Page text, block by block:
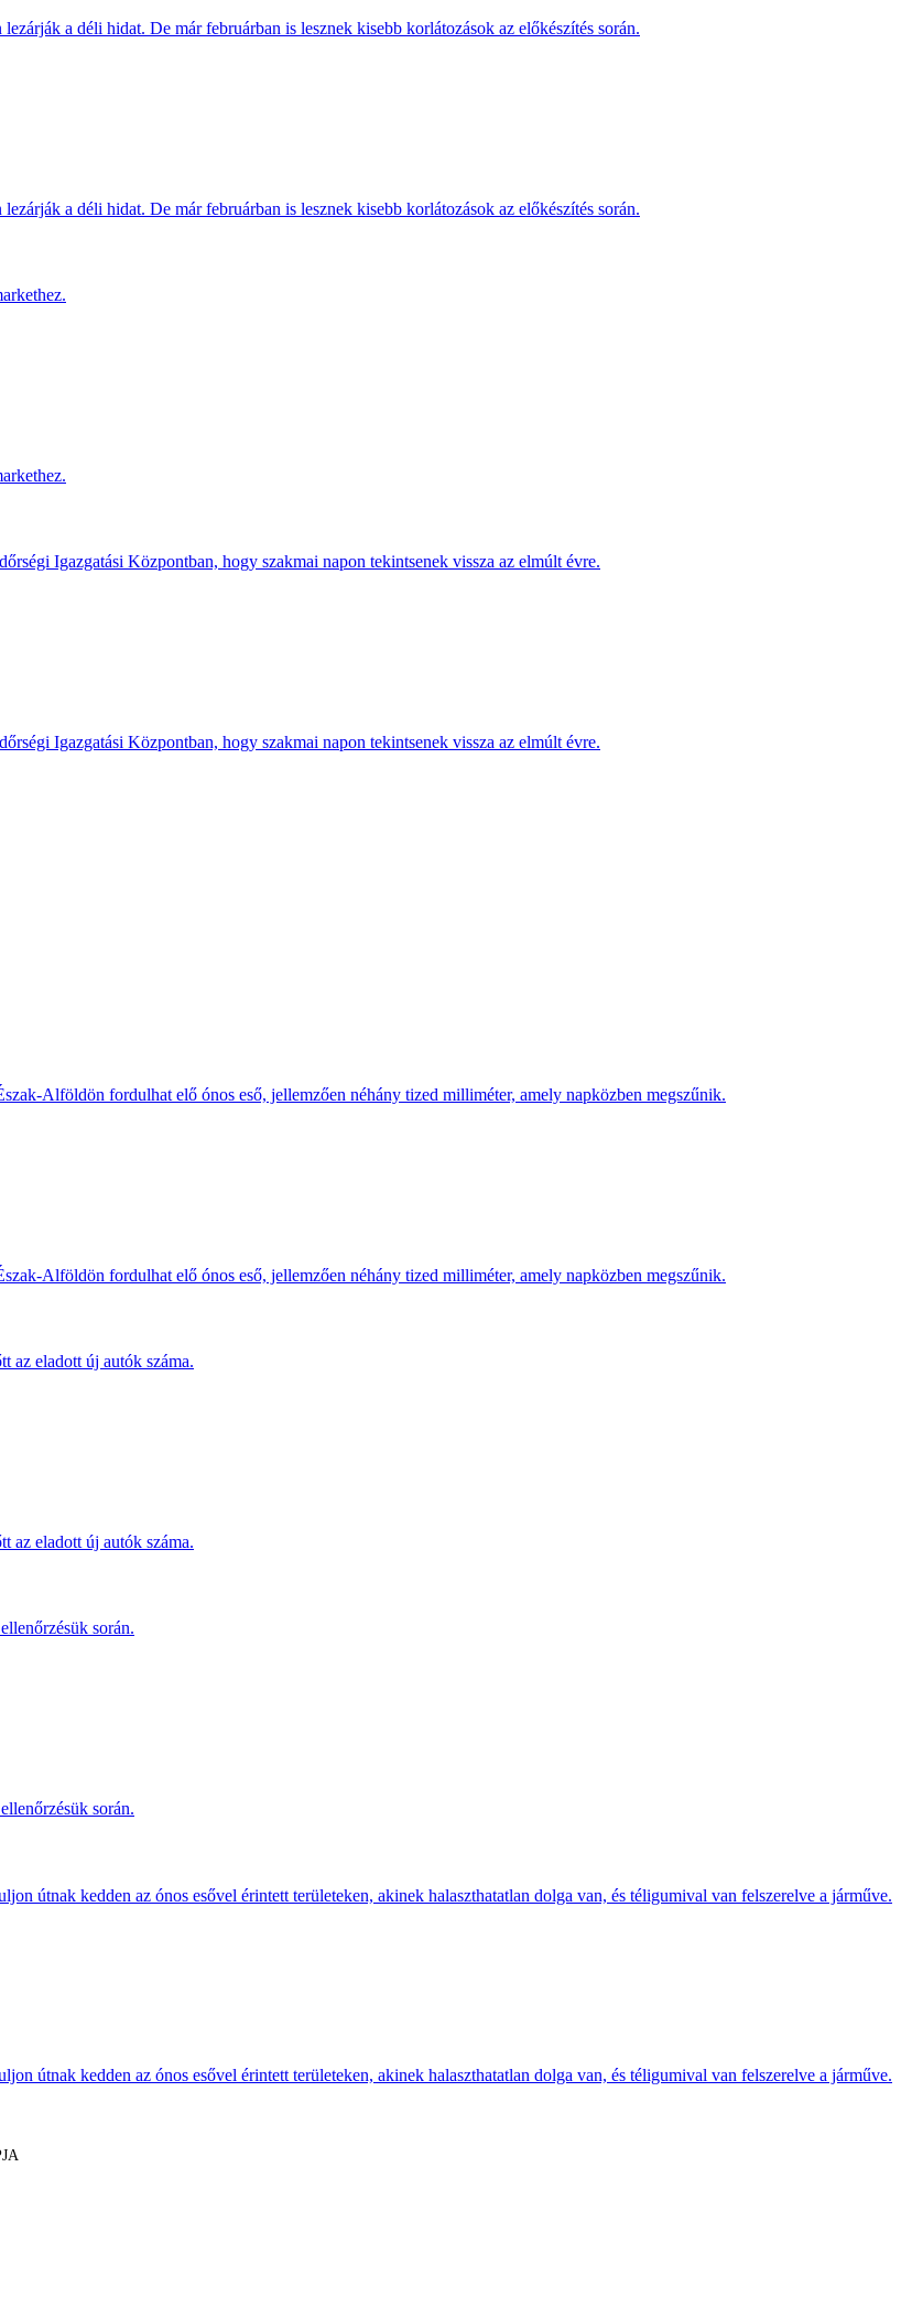
a déli hidat. De már februárban is lesznek kisebb korlátozások az előkészítés során.
a déli hidat. De már februárban is lesznek kisebb korlátozások az előkészítés során.
Igazgatási Központban, hogy szakmai napon tekintsenek vissza az elmúlt évre.
Igazgatási Központban, hogy szakmai napon tekintsenek vissza az elmúlt évre.
Alföldön fordulhat elő ónos eső, jellemzően néhány tized milliméter, amely napközben megszűnik.
Alföldön fordulhat elő ónos eső, jellemzően néhány tized milliméter, amely napközben megszűnik.
az eladott új autók száma.
az eladott új autók száma.
során.
során.
útnak kedden az ónos esővel érintett területeken, akinek halaszthatatlan dolga van, és téligumival van felszerelve a járműve.
útnak kedden az ónos esővel érintett területeken, akinek halaszthatatlan dolga van, és téligumival van felszerelve a járműve.